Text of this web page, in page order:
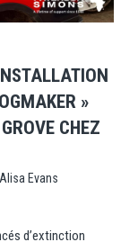
»
CHEZ
Alisa Evans
d’extinction